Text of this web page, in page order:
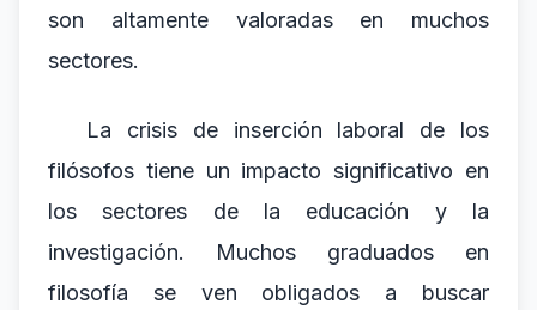
son altamente valoradas en muchos
sectores.
La crisis de inserción laboral de los
filósofos tiene un impacto significativo en
los sectores de la educación y la
investigación. Muchos graduados en
filosofía se ven obligados a buscar